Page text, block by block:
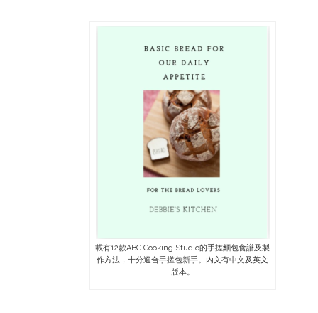
載有12款ABC Cooking Studio的手搓麵包食譜及製
作方法，十分適合手搓包新手。內文有中文及英文
版本。